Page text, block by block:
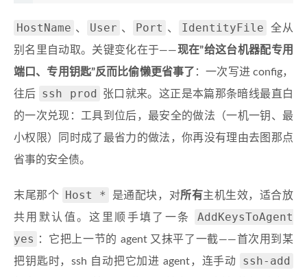
HostName 、 User 、 Port 、 IdentityFile
全从
别名里自动取。关键变化在于——现在”给这台机器配专用
端口、专用钥匙”反而比偷懒更省事了 ：一次写进 config，
往后
ssh prod
张口就来。这正是本篇那条暗线最直白
的一次兑现：工具到位后，最安全的做法（一机一钥、最
小权限）同时成了最省力的做法，你再没有理由去图那点
省事的安全债。
末尾那个 Host * 是通配块，对所有主机生效，适合放
共用默认值。这里顺手填了一条
AddKeysToAgent
yes
：它把上一节的 agent 又抹平了一截——首次用到某
把钥匙时，ssh 自动把它加进 agent，连手动
ssh-add